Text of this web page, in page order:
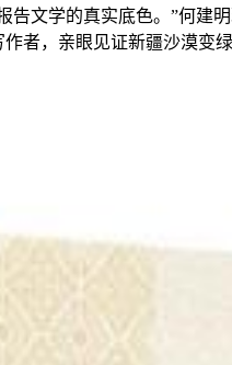
文学的真实底色。”何建
者，亲眼见证新疆沙漠变